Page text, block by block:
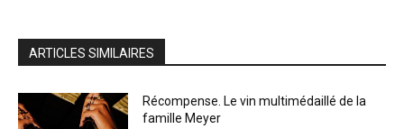
ARTICLES SIMILAIRES
Récompense. Le vin multimédaillé de la
famille Meyer